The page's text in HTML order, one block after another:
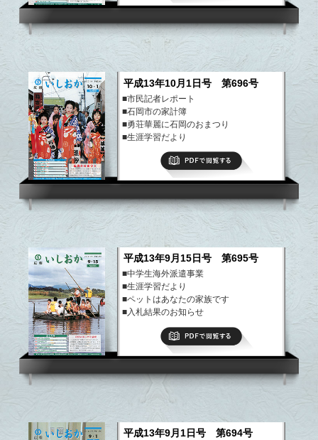
平成13年10月1日号 第696号
■市民記者レポート
■石岡市の家計簿
■勇荘華麗に石岡のおまつり
■生涯学習だより
■石岡市音楽祭
■70歳以上のの方に いしおかひまわり
パスポート発行
平成13年9月15日号 第695号
■中学生海外派遣事業
■生涯学習だより
■ペットはあなたの家族です
■入札結果のお知らせ
■平成14年度新入学児童健康診断
平成13年9月1日号 第694号